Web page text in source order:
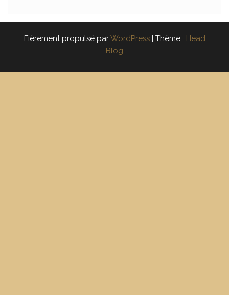
Fièrement propulsé parWordPress Thème : Head
Blog